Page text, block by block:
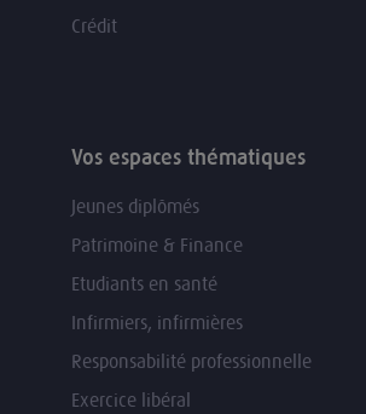
Crédit
Vos espaces thématiques
Jeunes diplômés
Patrimoine & Finance
Etudiants en santé
Infirmiers, infirmières
Responsabilité professionnelle
Exercice libéral